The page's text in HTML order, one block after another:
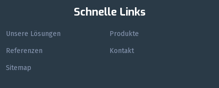
Schnelle Links
Unsere Lösungen Produkte
Referenzen Kontakt
Sitemap